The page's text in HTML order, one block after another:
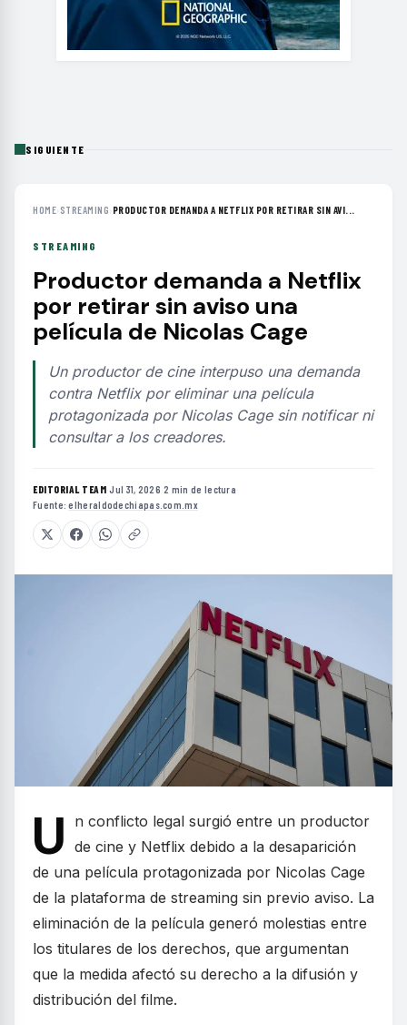
SIGUIENTE
HOME› STREAMING› PRODUCTOR DEMANDA A NETFLIX POR RETIRAR SIN AVI...
STREAMING
Productor demanda a Netflix
por retirar sin aviso una
película de Nicolas Cage
Un productor de cine interpuso una demanda
contra Netflix por eliminar una película
protagonizada por Nicolas Cage sin notificar ni
consultar a los creadores.
EDITORIAL TEAM·Jul 31, 2026·2 min de lectura·
Fuente:elheraldodechiapas.com.mx
U
n conflicto legal surgió entre un productor
de cine y Netflix debido a la desaparición
de una película protagonizada por Nicolas Cage
de la plataforma de streaming sin previo aviso. La
eliminación de la película generó molestias entre
los titulares de los derechos, que argumentan
que la medida afectó su derecho a la difusión y
distribución del filme.